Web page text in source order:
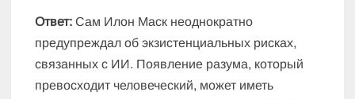
Ответ: Сам Илон Маск неоднократно
предупреждал об экзистенциальных рисках,
связанных с ИИ. Появление разума, который
превосходит человеческий, может иметь